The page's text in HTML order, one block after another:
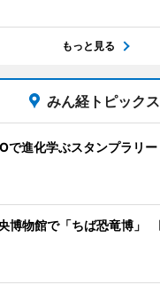
もっと見る
みん経トピックス
で進化学ぶスタンプラリ
博物館で「ちば恐竜博」